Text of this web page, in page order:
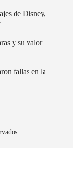
de Disney,
y su valor
fallas en la